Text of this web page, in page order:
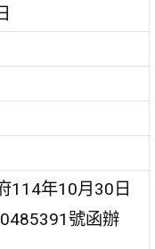
114年10月30日
號函辦